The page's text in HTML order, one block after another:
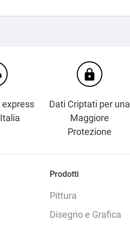
express
https
Dati Criptati per una
Maggiore
Protezione
Prodotti
Pittura
Disegno e Grafica